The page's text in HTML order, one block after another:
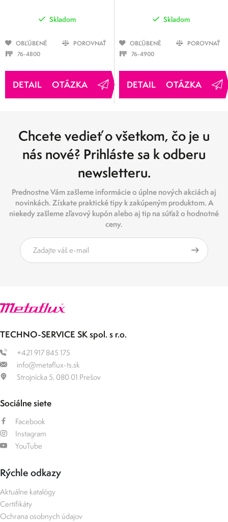
Skladom
OBĽÚBENÉ
POROVNAŤ
76-4800
OTÁZKA
Skladom
OBĽÚBENÉ
POROVNAŤ
76-4900
OTÁZKA
Chcete vedieť o všetkom, čo je u
nás nové? Prihláste sa k odberu
newsletteru.
Prednostne Vám zašleme informácie o úplne nových akciách aj
novinkách. Získate praktické tipy k zakúpeným produktom. A
niekedy zašleme zľavový kupón alebo aj tip na súťaž o hodnotné
ceny.
TECHNO-SERVICE SK spol. s r.o.
+421 917 845 175
info@metaflux-ts.sk
Strojnícka 5, 080 01 Prešov
Sociálne siete
Facebook
Instagram
YouTube
Rýchle odkazy
Aktuálne katalógy
Certifikáty
Ochrana osobnych údajov